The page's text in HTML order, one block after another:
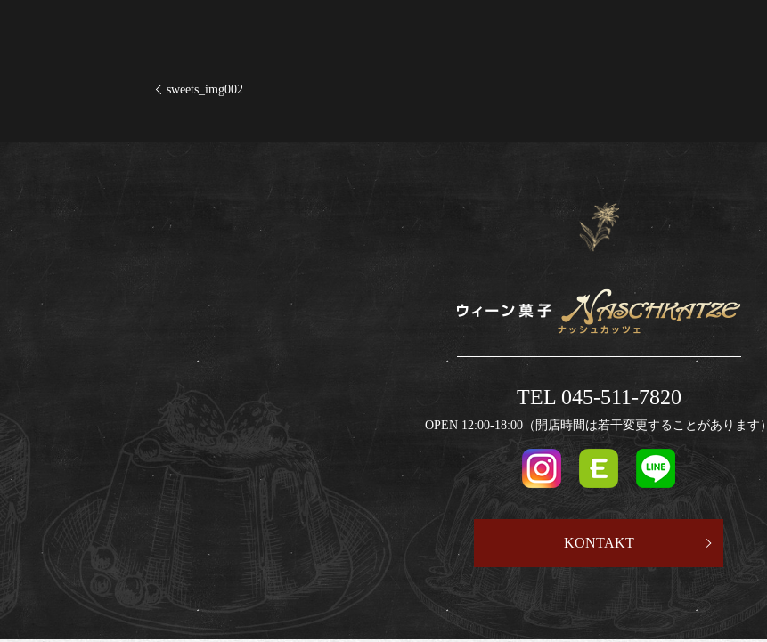
sweets_img002
TEL 045-511-7820
OPEN 12:00-18:00（開店時間は若干変更することがあります）
KONTAKT